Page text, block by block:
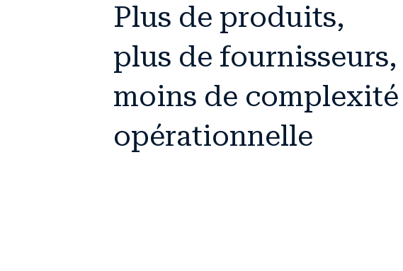
Plus de produits,
plus de fournisseurs,
moins de complexité
opérationnelle